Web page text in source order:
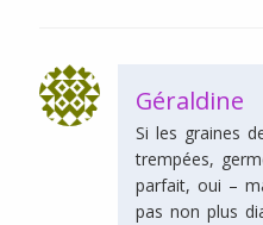
Géraldine
Si les graines
trempées,
parfait, oui –
pas non plus